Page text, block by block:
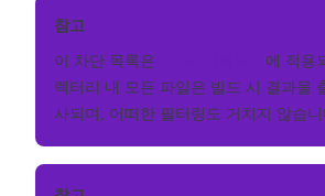
참고
이 차단 목록은
에 적용
렉터리 내 모든 파일은 빌드 시 결과물
사되며, 어떠한 필터링도 거치지 않습니